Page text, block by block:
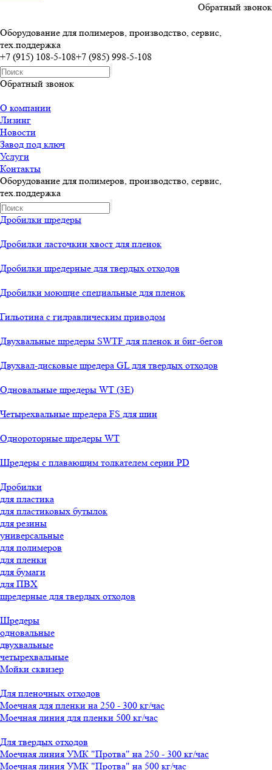
Обратный звонок
Оборудование для полимеров, производство, сервис,
тех.поддержка
+7 (915) 108-5-108+7 (985) 998-5-108
Обратный звонок
О компании
Лизинг
Новости
Завод под ключ
Услуги
Контакты
Оборудование для полимеров, производство, сервис,
тех.поддержка
Дробилки шредеры
Дробилки ласточкин хвост для пленок
Дробилки шредерные для твердых отходов
Дробилки моющие специальные для пленок
Гильотина с гидравлическим приводом
Двухвальные шредеры SWTF для пленок и биг-бегов
Двухвал-дисковые шредера GL для твердых отходов
Одновальные шредеры WT (3E)
Четырехвальные шредера FS для шин
Однороторные шредеры WT
Шредеры с плавающим толкателем серии PD
Дробилки
для пластика
для пластиковых бутылок
для резины
универсальные
для полимеров
для пленки
для бумаги
для ПВХ
шредерные для твердых отходов
Шредеры
одновальные
двухвальные
четырехвальные
Мойки сквизер
Для пленочных отходов
Моечная для пленки на 250 - 300 кг/час
Моечная линия для пленки 500 кг/час
Для твердых отходов
Моечная линия УМК "Протва" на 250 - 300 кг/час
Моечная линия УМК "Протва" на 500 кг/час